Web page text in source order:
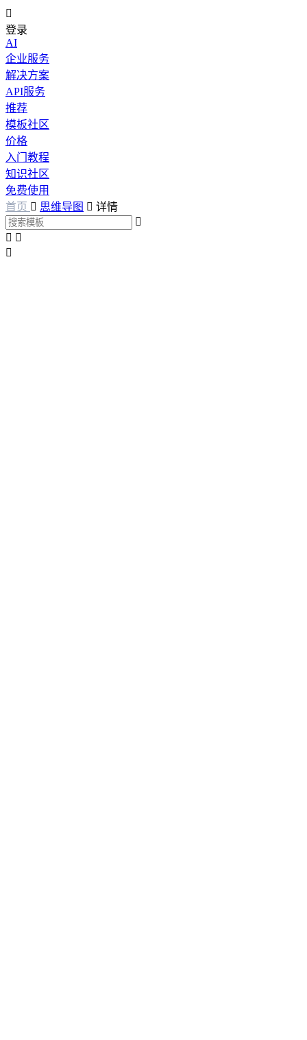

登录
AI
企业服务
解决方案
API服务
推荐
模板社区
价格
入门教程
知识社区
免费使用
首页  思维导图  详情

 
